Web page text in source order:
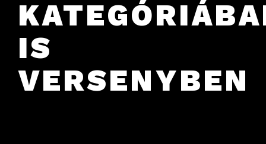
IS
VERSENYBEN